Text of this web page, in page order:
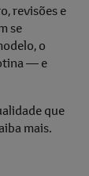
revisões e
se
o
— e
que
mais.